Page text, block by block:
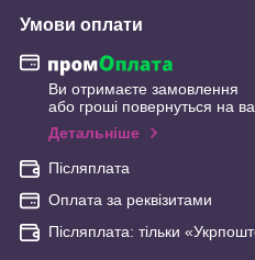
Умови оплати
Ви отримаєте замовлення
або гроші повернуться на
Детальніше
Післяплата
Оплата за реквізитами
Післяплата: тільки